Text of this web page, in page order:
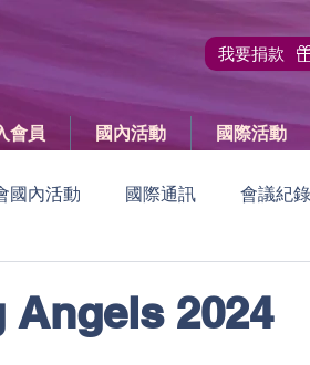
我要捐款
會員 國內活動 國際活動
國內活動 國際通訊 會議紀錄
Angels 2024